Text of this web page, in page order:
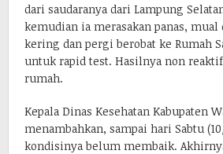
dari saudaranya dari Lampung
kemudian ia merasakan panas,
kering dan pergi berobat ke Rumah
untuk rapid test. Hasilnya non
rumah.
Kepala Dinas Kesehatan Kabupaten
menambahkan, sampai hari Sabtu
kondisinya belum membaik.